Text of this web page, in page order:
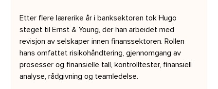
Etter flere lærerike år i banksektoren tok Hugo
steget til Ernst & Young, der han arbeidet med
revisjon av selskaper innen finanssektoren. Rollen
hans omfattet risikohåndtering, gjennomgang av
prosesser og finansielle tall, kontrolltester, finansiell
analyse, rådgivning og teamledelse.